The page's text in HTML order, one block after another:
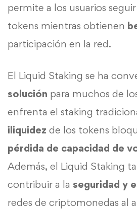
permite a los usuarios seguir
tokens mientras obtienen
participación en la red.
El Liquid Staking se ha
solución para muchos de
enfrenta el staking
iliquidez de los tokens
pérdida de capacidad de
Además, el Liquid Staking
contribuir a la seguridad y
redes de criptomonedas al